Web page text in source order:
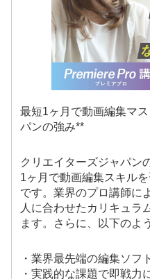
最短1ヶ月で動画編集マ
パンの強み**
クリエイターズジャパン
1ヶ月で動画編集スキル
です。業界のプロ講師に
人に合わせたカリキュラ
ます。さらに、以下のよ
・業界最先端の編集ソフ
・実践的な課題で即戦力